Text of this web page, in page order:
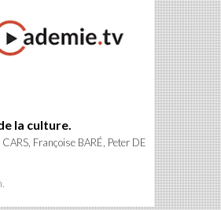
la culture.
Françoise BARÉ, Peter DE